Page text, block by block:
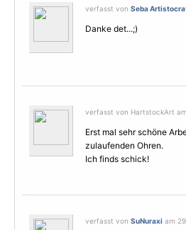
verfasst von Seba
Danke det...;)
verfasst von HartstockArt
Erst mal sehr schöne
zulaufenden Ohren.
Ich finds schick!
verfasst von SuNuraxi am